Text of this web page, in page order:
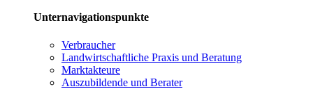
Unternavigationspunkte
Ver­brau­cher
Land­wirtschaft­liche Pra­xis und Be­ra­tung
Mark­tak­teu­re
Aus­zu­bil­den­de und Be­ra­ter